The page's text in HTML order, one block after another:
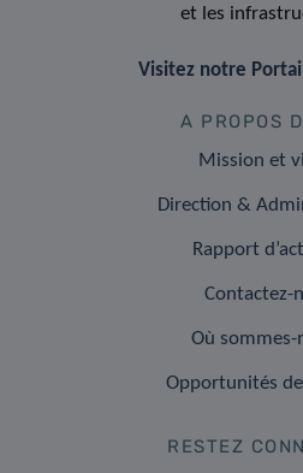
et les
Visitez notre
A PROPOS
Mission et
Direction &
Rapport
Contactez-
Où sommes-
Opportunités
RESTEZ